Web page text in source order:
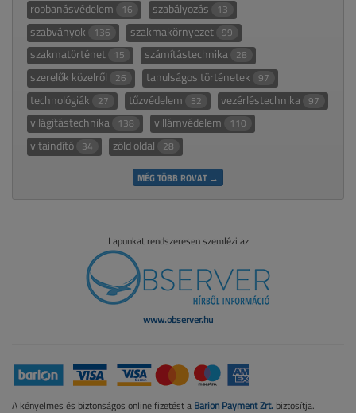
robbanásvédelem 16 szabályozás 13
szabványok 136 szakmakörnyezet 99
szakmatörténet 15 számítástechnika 28
szerelők közelről 26 tanulságos történetek 97
technológiák 27 tűzvédelem 52 vezérléstechnika 97
világítástechnika 138 villámvédelem 110
vitaindító 34 zöld oldal 28
MÉG TÖBB ROVAT →
Lapunkat rendszeresen szemlézi az
www.observer.hu
A kényelmes és biztonságos online fizetést a Barion Payment Zrt. biztosítja.